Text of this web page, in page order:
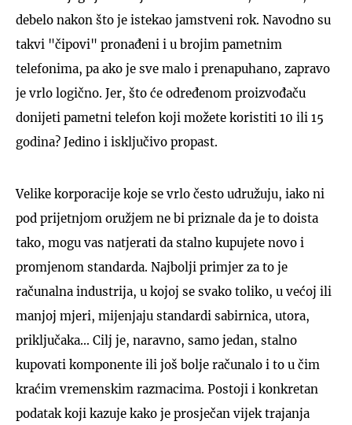
debelo nakon što je istekao jamstveni rok. Navodno su
takvi "čipovi" pronađeni i u brojim pametnim
telefonima, pa ako je sve malo i prenapuhano, zapravo
je vrlo logično. Jer, što će određenom proizvođaču
donijeti pametni telefon koji možete koristiti 10 ili 15
godina? Jedino i isključivo propast.
Velike korporacije koje se vrlo često udružuju, iako ni
pod prijetnjom oružjem ne bi priznale da je to doista
tako, mogu vas natjerati da stalno kupujete novo i
promjenom standarda. Najbolji primjer za to je
računalna industrija, u kojoj se svako toliko, u većoj ili
manjoj mjeri, mijenjaju standardi sabirnica, utora,
priključaka... Cilj je, naravno, samo jedan, stalno
kupovati komponente ili još bolje računalo i to u čim
kraćim vremenskim razmacima. Postoji i konkretan
podatak koji kazuje kako je prosječan vijek trajanja